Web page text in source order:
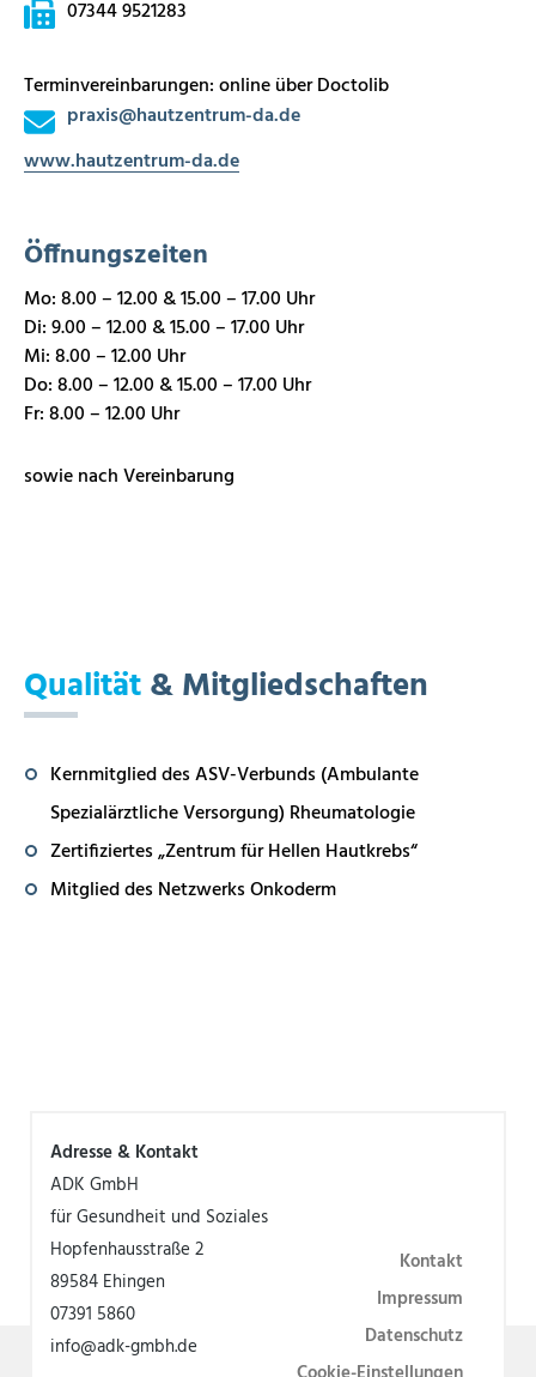
07344 9521283
Terminvereinbarungen: online über Doctolib
praxis@hautzentrum-da.de
www.hautzentrum-da.de
Öffnungszeiten
Mo: 8.00 – 12.00 & 15.00 – 17.00 Uhr
Di: 9.00 – 12.00 & 15.00 – 17.00 Uhr
Mi: 8.00 – 12.00 Uhr
Do: 8.00 – 12.00 & 15.00 – 17.00 Uhr
Fr: 8.00 – 12.00 Uhr
sowie nach Vereinbarung
Qualität& Mitgliedschaften
Kernmitglied des ASV-Verbunds (Ambulante
Spezialärztliche Versorgung) Rheumatologie
Zertifiziertes „Zentrum für Hellen Hautkrebs“
Mitglied des Netzwerks Onkoderm
Adresse & Kontakt
ADK GmbH
für Gesundheit und Soziales
Hopfenhausstraße 2
89584 Ehingen
07391 5860
info@adk-gmbh.de
Kontakt
Impressum
Datenschutz